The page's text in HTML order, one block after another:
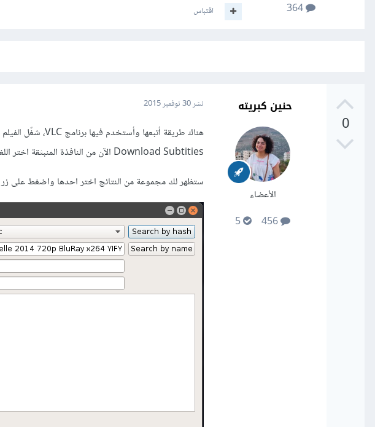
364
اقتباس
0
حنين كبريته
الأعضاء
نشر30 نوفمبر 2015
Download Subtities الآن من النافذة المنبثقة اختر اللغة العربية واضغط على زر البحث حسب اسم الفيلم by name:
ستظهر لك مجموعة من النتائج اختر احدها واضغط على زر Downlad Selection: